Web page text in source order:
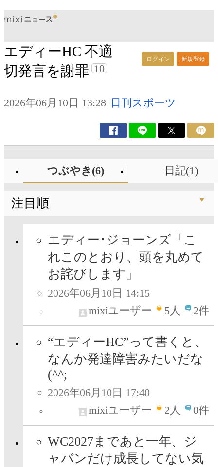
ログイン 新規登録
エディーHC 不適
切発言を謝罪 10
2026年06月10日 13:28 日刊スポーツ
つぶやき(6) 日記(1)
注目順
エディー･ジョーンズ「こ
れこのとおり、頭を丸めて
お詫びします」
2026年06月10日 14:15
mixiユーザー
5人 2件
“エディーHC”って書くと、
なんか発達障害みたいだな
(^^;
2026年06月10日 17:40
mixiユーザー
2人 0件
WC2027まであと一年、ジ
ャパンだけ成長してない気